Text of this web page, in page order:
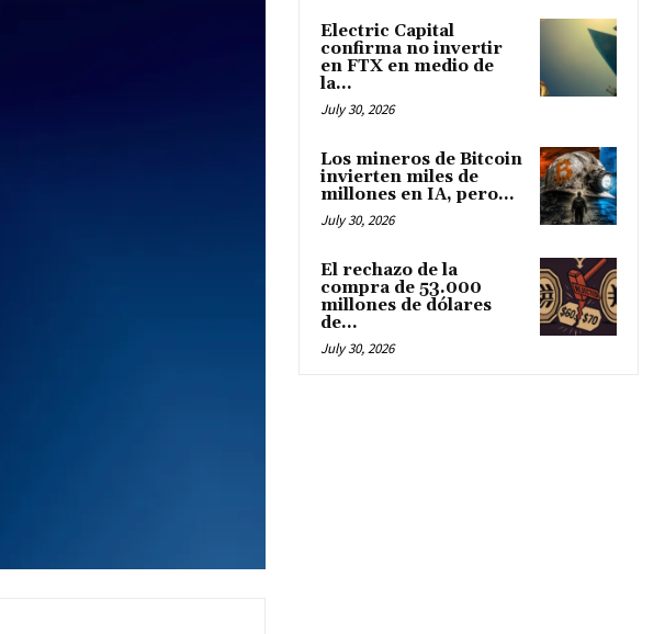
Electric Capital
confirma no invertir
en FTX en medio de
la...
July 30, 2026
Los mineros de Bitcoin
invierten miles de
millones en IA, pero...
July 30, 2026
El rechazo de la
compra de 53.000
millones de dólares
de...
July 30, 2026